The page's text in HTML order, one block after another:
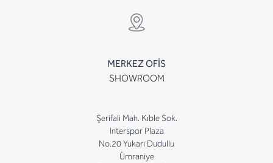
MERKEZ OFİS
SHOWROOM
Şerifali Mah. Kıble Sok.
Interspor Plaza
No.20 Yukarı Dudullu
Ümraniye